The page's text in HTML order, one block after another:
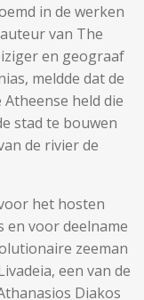
in de werken
van The
en geograaf
meldde dat de
held die
stad te bouwen
de rivier de
het hosten
en voor deelname
zeeman
een van de
Diakos